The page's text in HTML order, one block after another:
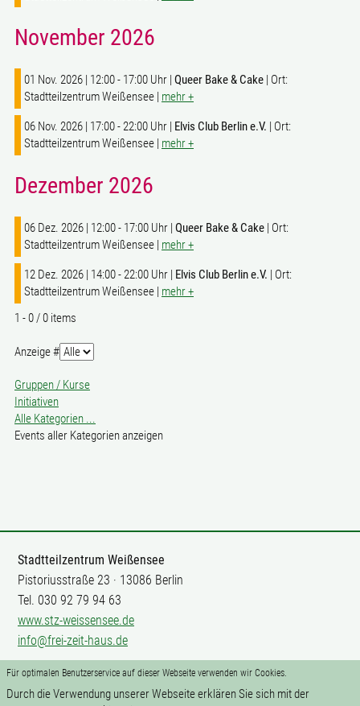
Für optimalen Benutzerservice auf dieser Webseite verwenden wir Cookies.
Durch die Verwendung unserer Webseite erklären Sie sich mit der
November 2026
01 Nov. 2026 | 12:00 - 17:00 Uhr | Queer Bake & Cake | Ort:
Stadtteilzentrum Weißensee | mehr +
06 Nov. 2026 | 17:00 - 22:00 Uhr | Elvis Club Berlin e.V. | Ort:
Stadtteilzentrum Weißensee | mehr +
Dezember 2026
06 Dez. 2026 | 12:00 - 17:00 Uhr | Queer Bake & Cake | Ort:
Stadtteilzentrum Weißensee | mehr +
12 Dez. 2026 | 14:00 - 22:00 Uhr | Elvis Club Berlin e.V. | Ort:
Stadtteilzentrum Weißensee | mehr +
Limite
Paginierungsliste
1 - 0 / 0 items
Anzeige #
Gruppen / Kurse
Initiativen
Alle Kategorien ...
Events aller Kategorien anzeigen
Stadtteilzentrum Weißensee
Pistoriusstraße 23 · 13086 Berlin
Tel. 030 92 79 94 63
www.stz-weissensee.de
info@frei-zeit-haus.de
Mitarbeit
Impressum